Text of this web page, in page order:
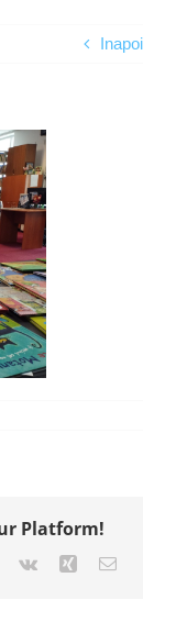
Inapoi
Platform!
Pinterest
Vk Xing E-